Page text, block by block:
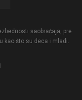
saobraćaja, pre
kao što su deca i mladi.